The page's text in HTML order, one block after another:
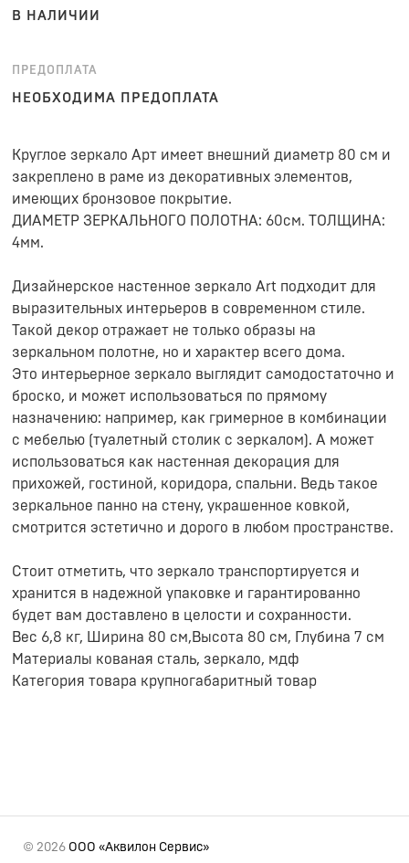
В НАЛИЧИИ
ПРЕДОПЛАТА
НЕОБХОДИМА ПРЕДОПЛАТА
Круглое зеркало Арт имеет внешний диаметр 80 см и
закреплено в раме из декоративных элементов,
имеющих бронзовое покрытие.
ДИАМЕТР ЗЕРКАЛЬНОГО ПОЛОТНА: 60см. ТОЛЩИНА:
4мм.
Дизайнерское настенное зеркало Art подходит для
выразительных интерьеров в современном стиле.
Такой декор отражает не только образы на
зеркальном полотне, но и характер всего дома.
Это интерьерное зеркало выглядит самодостаточно и
броско, и может использоваться по прямому
назначению: например, как гримерное в комбинации
с мебелью (туалетный столик с зеркалом). А может
использоваться как настенная декорация для
прихожей, гостиной, коридора, спальни. Ведь такое
зеркальное панно на стену, украшенное ковкой,
смотрится эстетично и дорого в любом пространстве.
Стоит отметить, что зеркало транспортируется и
хранится в надежной упаковке и гарантированно
будет вам доставлено в целости и сохранности.
Вес 6,8 кг, Ширина 80 см,Высота 80 см, Глубина 7 см
Материалы кованая сталь, зеркало, мдф
Категория товара крупногабаритный товар
© 2026 ООО «Аквилон Сервис»